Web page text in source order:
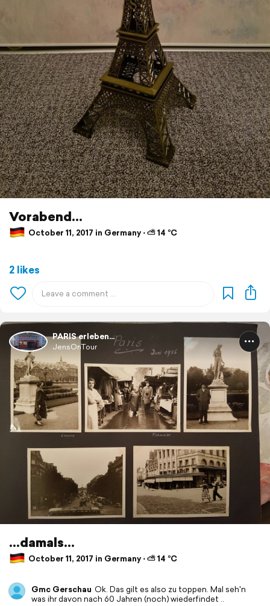
Vorabend...
October 11, 2017 in Germany ⋅ ⛅ 14 °C
2 likes
PARIS erleben...
JensOnTour
...damals...
October 11, 2017 in Germany ⋅ ⛅ 14 °C
Gmc Gerschau Ok. Das gilt es also zu toppen. Mal seh'n
was ihr davon nach 60 Jahren (noch) wiederfindet ..